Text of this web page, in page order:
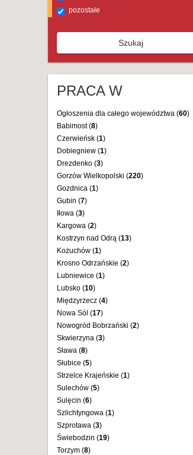
pozostałe
Szukaj
PRACA W
Ogłoszenia dla całego województwa (60)
Babimost (8)
Czerwieńsk (1)
Dobiegniew (1)
Drezdenko (3)
Gorzów Wielkopolski (220)
Gozdnica (1)
Gubin (7)
Iłowa (3)
Kargowa (2)
Kostrzyn nad Odrą (13)
Kożuchów (1)
Krosno Odrzańskie (2)
Lubniewice (1)
Lubsko (10)
Międzyrzecz (4)
Nowa Sól (17)
Nowogród Bobrzański (2)
Skwierzyna (3)
Sława (8)
Słubice (5)
Strzelce Krajeńskie (1)
Sulechów (5)
Sulęcin (6)
Szlichtyngowa (1)
Szprotawa (3)
Świebodzin (19)
Torzym (8)